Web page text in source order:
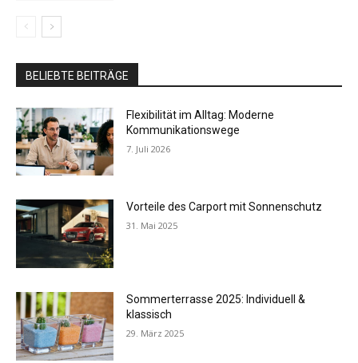
BELIEBTE BEITRÄGE
Flexibilität im Alltag: Moderne
Kommunikationswege
7. Juli 2026
Vorteile des Carport mit Sonnenschutz
31. Mai 2025
Sommerterrasse 2025: Individuell &
klassisch
29. März 2025